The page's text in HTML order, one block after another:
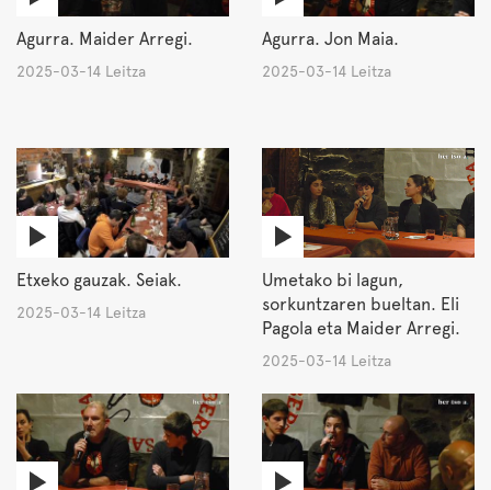
Agurra. Maider Arregi.
2025-03-14 Leitza
Agurra. Jon Maia.
2025-03-14 Leitza
Etxeko gauzak. Seiak.
2025-03-14 Leitza
Umetako bi lagun,
sorkuntzaren bueltan. Eli
Pagola eta Maider Arregi.
2025-03-14 Leitza